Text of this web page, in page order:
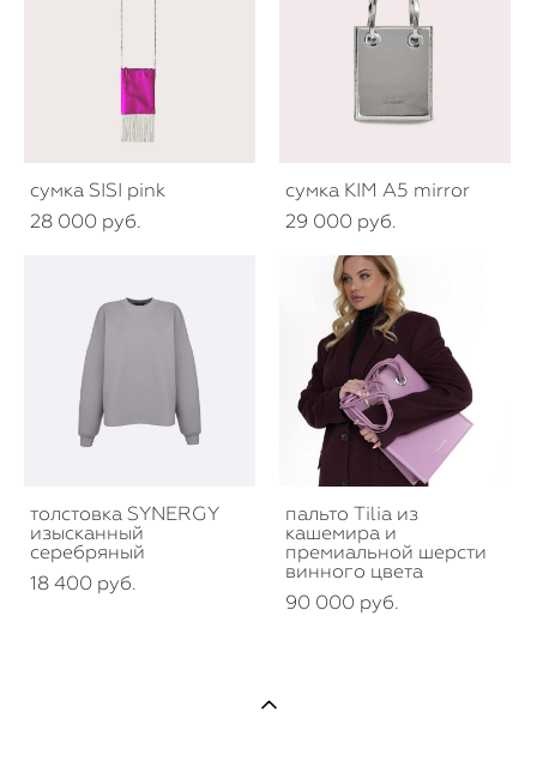
сумка SISI pink
28 000 pуб.
сумка KIM A5 mirror
29 000 pуб.
толстовка SYNERGY
изысканный
серебряный
18 400 pуб.
пальто Tilia из
кашемира и
премиальной шерсти
винного цвета
90 000 pуб.